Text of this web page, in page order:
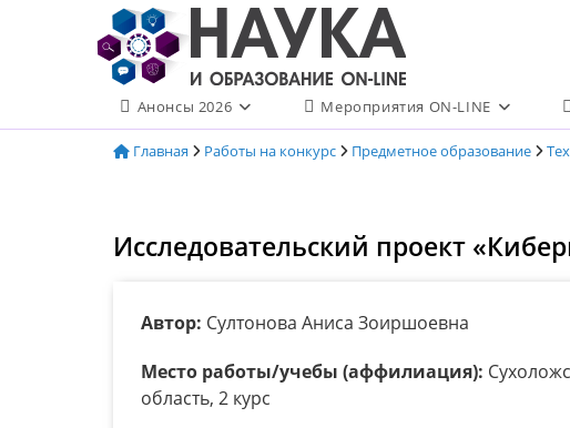
содержимому
Анонсы 2026 Мероприятия ON-LINE
Главная Работы на конкурс Предметное образование
Исследовательский проект
Автор: Султонова Аниса Зоиршоевна
Место работы/учебы (аффилиация):
область, 2 курс